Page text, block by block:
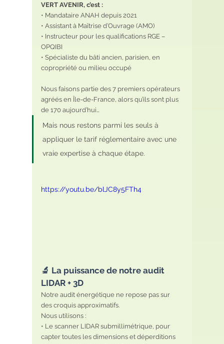
VERT AVENIR, c’est :
• Mandataire ANAH depuis 2021
• Assistant à Maîtrise d’Ouvrage (AMO)
• Instructeur pour les qualifications RGE –
OPQIBI
• Spécialiste du bâti ancien, parisien, en
copropriété ou milieu occupé
Nous faisons partie des 7 premiers opérateurs
agréés en Île-de-France, alors qu’ils sont plus
de 170 aujourd’hui…
Mais nous restons parmi les seuls à
appliquer le tarif réglementaire avec une
vraie expertise à chaque étape.
https://youtu.be/blJC8y5FTh4
🔬 La puissance de notre audit
LIDAR + 3D
Notre audit énergétique ne repose pas sur
des croquis approximatifs.
Nous utilisons :
• Le scanner LIDAR submillimétrique, pour
capter toutes les dimensions et déperditions